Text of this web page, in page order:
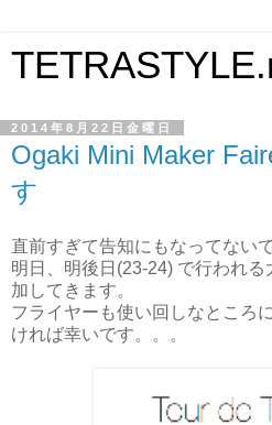
2014年8月22日金曜日
Ogaki Mini Maker
す
直前すぎて告知にもなってない
明日、明後日(23-24) で行われ
加してきます。
フライヤーも使い回しなところ
ければ幸いです。。。